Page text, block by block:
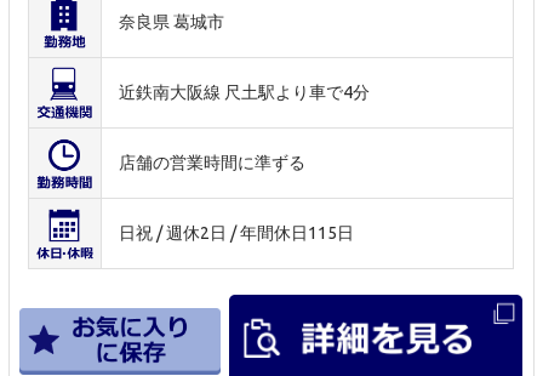
奈良県 葛城市
近鉄南大阪線 尺土駅より車で4分
店舗の営業時間に準ずる
日祝 / 週休2日 / 年間休日115日